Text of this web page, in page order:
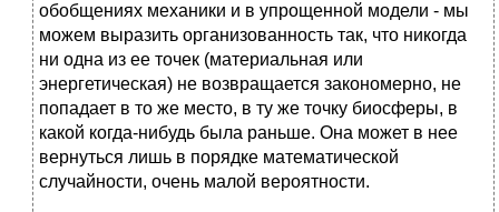
обобщениях механики и в упрощенной модели - мы
можем выразить организованность так, что никогда
ни одна из ее точек (материальная или
энергетическая) не возвращается закономерно, не
попадает в то же место, в ту же точку биосферы, в
какой когда-нибудь была раньше. Она может в нее
вернуться лишь в порядке математической
случайности, очень малой вероятности.